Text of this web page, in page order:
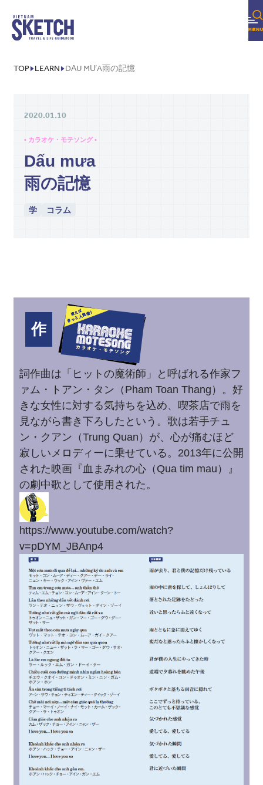
TOP LEARN DẤU MƯA雨の記憶
2020.01.10
• カラオケ・モテソング •
Dấu mưa
雨の記憶
学 コラム
作
詞作曲は「ヒットの魔術師」と呼ばれる作家フ
ァム・トアン・タン（Pham Toan Thang）。好
きな女性に対する気持ちを込め、喫茶店で雨を
見ながら書き下ろしたという。歌は若手チュ
ン・クアン（Trung Quan）が、心が痛むほど
寂しいメロディーに乗せている。2013年に公開
された映画『血まみれの心（Qua tim mau）』
の劇中歌として使用された。
https://www.youtube.com/watch?
v=pDYM_JBAnp4